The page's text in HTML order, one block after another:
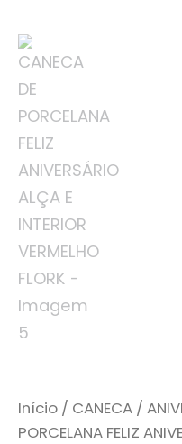
Início / CANECA /
PORCELANA FELIZ